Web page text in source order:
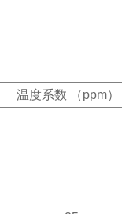
温度系数 （ppm）